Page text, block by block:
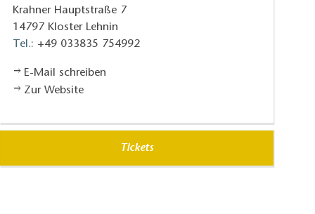
Krahner Hauptstraße 7
14797 Kloster Lehnin
Tel.: +49 033835 754992
E-Mail schreiben
Zur Website
Tickets